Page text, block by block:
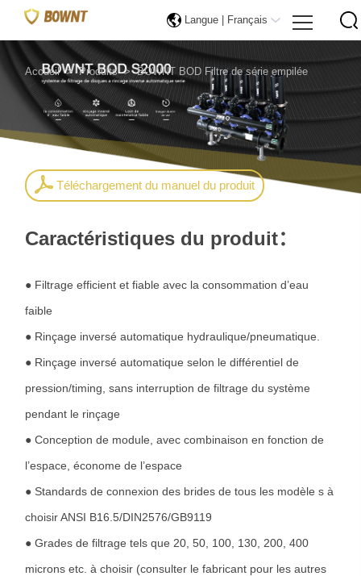
Langue | Français
Accueil > Produits > BOWNT BOD Filtre de série empilée
Téléchargement du manuel du produit
Caractéristiques du produit：
● Filtrage efficient et fiable avec la consommation d’eau
faible
● Rinçage inversé automatique hydraulique/pneumatique.
● Rinçage inversé automatique selon le différentiel de
pression/timing, sans interruption de filtrage du système
pendant le rinçage
● Conception de module, avec combinaison en fonction de
l’espace, économe de l’espace
● Standards de connexion des brides de tous les modèle s à
choisir ANSI B16.5/DIN2576/GB9119
● Grades de filtrage tels que 20, 50, 100, 130, 200, 400
microns etc. à choisir (consulter le fabricant pour les autres